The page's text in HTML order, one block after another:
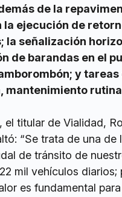
de la
la ejecución de
la señalización
de barandas en el
y tareas
mantenimiento
el titular de Vialidad,
“Se trata de una de
de tránsito de
mil vehículos diarios;
es fundamental